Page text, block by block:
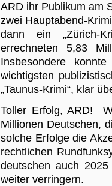
ARD ihr Publikum am
zwei Hauptabend-
dann ein „Zürich-
errechneten 5,83
Insbesondere
wichtigsten
„Taunus-Krimi“, klar
Toller Erfolg, ARD!
Millionen Deutschen,
solche Erfolge die
rechtlichen
deutschen auch
weiter verringern.